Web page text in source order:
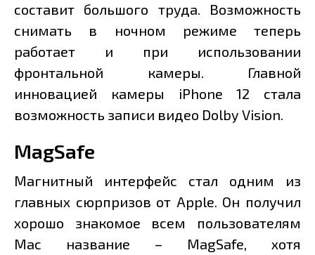
составит большого труда. Возможность
снимать в ночном режиме теперь
работает и при использовании
фронтальной камеры. Главной
инновацией камеры iPhone 12 стала
возможность записи видео Dolby Vision.
MagSafe
Магнитный интерфейс стал одним из
главных сюрпризов от Apple. Он получил
хорошо знакомое всем пользователям
Mac название – MagSafe, хотя